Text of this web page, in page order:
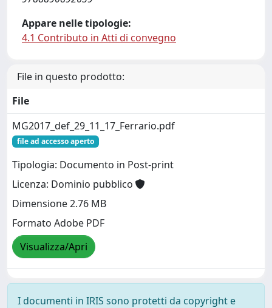
Appare nelle tipologie:
4.1 Contributo in Atti di convegno
File in questo prodotto:
File
MG2017_def_29_11_17_Ferrario.pdf
file ad accesso aperto
Tipologia: Documento in Post-print
Licenza: Dominio pubblico
Dimensione 2.76 MB
Formato Adobe PDF
Visualizza/Apri
I documenti in IRIS sono protetti da copyright e